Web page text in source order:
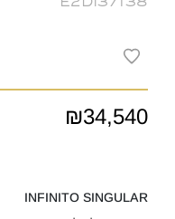
₪34,540
INFINITO SINGULAR